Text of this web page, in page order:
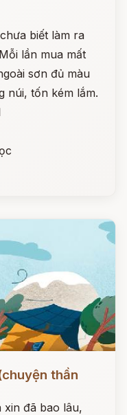
biết làm ra
lần mua mất
sơn đủ màu
núi, tốn kém lắm.
thần
xin đã bao lâu,